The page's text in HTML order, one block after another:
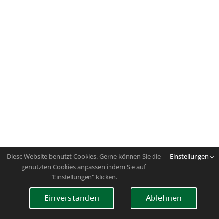
Diese Website benutzt Cookies. Gerne können Sie die
genutzten Cookies anpassen indem Sie auf
"Einstellungen" klicken.
Einstellungen
Einverstanden Ablehnen